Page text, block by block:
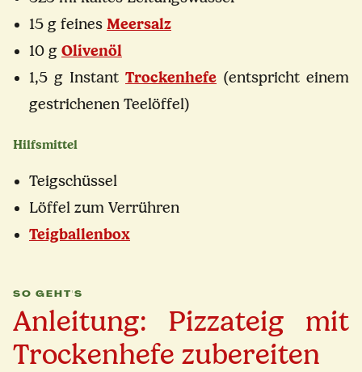
15 g feines Meersalz
10 g Olivenöl
1,5 g Instant Trockenhefe (entspricht einem
gestrichenen Teelöffel)
Hilfsmittel
Teigschüssel
Löffel zum Verrühren
Teigballenbox
SO GEHT'S
Anleitung: Pizzateig mit
Trockenhefe zubereiten